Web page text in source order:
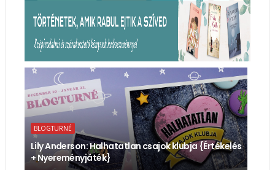
BLOGTURNÉ
Lily Anderson: Halhatatlan ​csajok klubja {Értékelés
+ Nyereményjáték}